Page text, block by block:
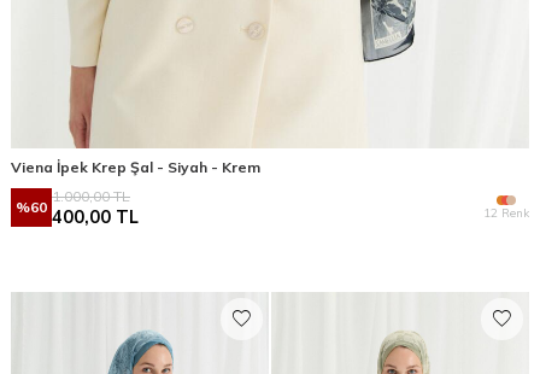
Viena İpek Krep Şal - Siyah - Krem
%60
1.000,00TL
400,00 TL 12 Renk